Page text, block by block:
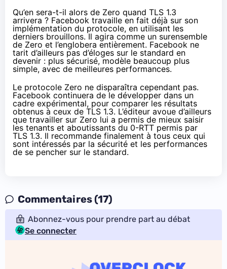
Qu’en sera-t-il alors de Zero quand TLS 1.3
arrivera ? Facebook travaille en fait déjà sur son
implémentation du protocole, en utilisant les
derniers brouillons. Il agira comme un surensemble
de Zero et l’englobera entièrement. Facebook ne
tarit d’ailleurs pas d’éloges sur le standard en
devenir : plus sécurisé, modèle beaucoup plus
simple, avec de meilleures performances.
Le protocole Zero ne disparaîtra cependant pas.
Facebook continuera de le développer dans un
cadre expérimental, pour comparer les résultats
obtenus à ceux de TLS 1.3. L’éditeur avoue d’ailleurs
que travailler sur Zero lui a permis de mieux saisir
les tenants et aboutissants du 0-RTT permis par
TLS 1.3. Il recommande finalement à tous ceux qui
sont intéressés par la sécurité et les performances
de se pencher sur le standard.
Commentaires (17)
Abonnez-vous pour prendre part au débat
Se connecter